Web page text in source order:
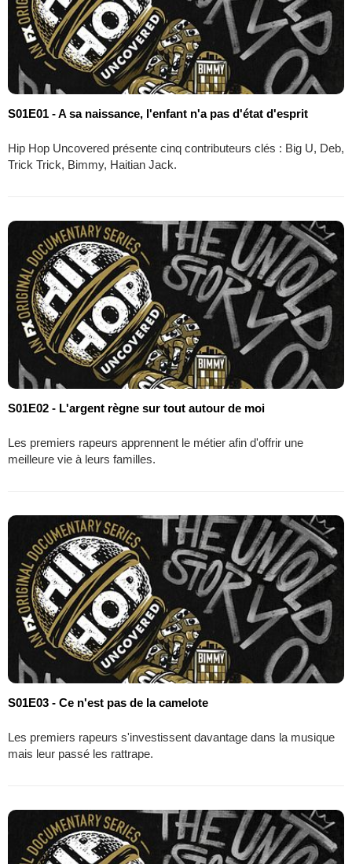
S01E01 - A sa naissance, l'enfant n'a pas d'état d'esprit
Hip Hop Uncovered présente cinq contributeurs clés : Big U, Deb,
Trick Trick, Bimmy, Haitian Jack.
S01E02 - L'argent règne sur tout autour de moi
Les premiers rapeurs apprennent le métier afin d'offrir une
meilleure vie à leurs familles.
S01E03 - Ce n'est pas de la camelote
Les premiers rapeurs s'investissent davantage dans la musique
mais leur passé les rattrape.